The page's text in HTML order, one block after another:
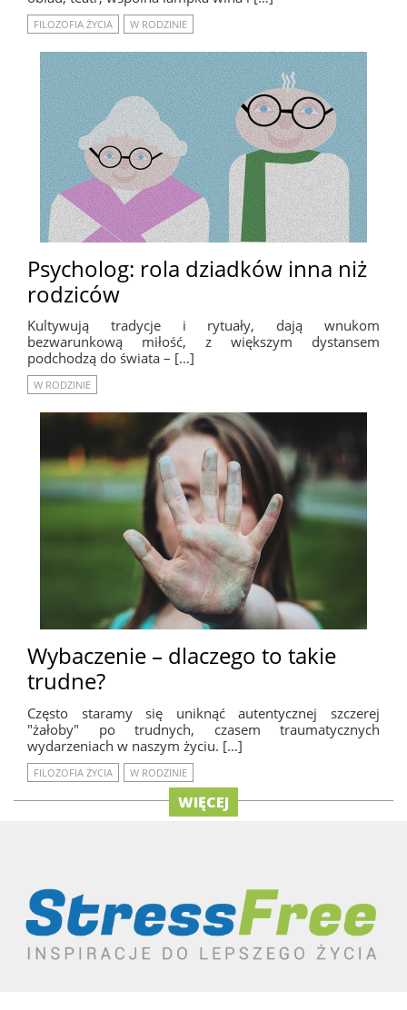
FILOZOFIA ŻYCIA W RODZINIE
Psycholog: rola dziadków inna niż
rodziców
Kultywują tradycje i rytuały, dają wnukom
bezwarunkową miłość, z większym dystansem
podchodzą do świata – […]
W RODZINIE
Wybaczenie – dlaczego to takie
trudne?
Często staramy się uniknąć autentycznej szczerej
"żałoby" po trudnych, czasem traumatycznych
wydarzeniach w naszym życiu. […]
FILOZOFIA ŻYCIA W RODZINIE
WIĘCEJ